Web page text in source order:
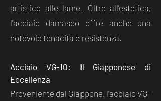
artistico alle lame. Oltre all'estetica,
l'acciaio damasco offre anche una
notevole tenacità e resistenza.
Acciaio VG-10: Il Giapponese di
Eccellenza
Proveniente dal Giappone, l'acciaio VG-